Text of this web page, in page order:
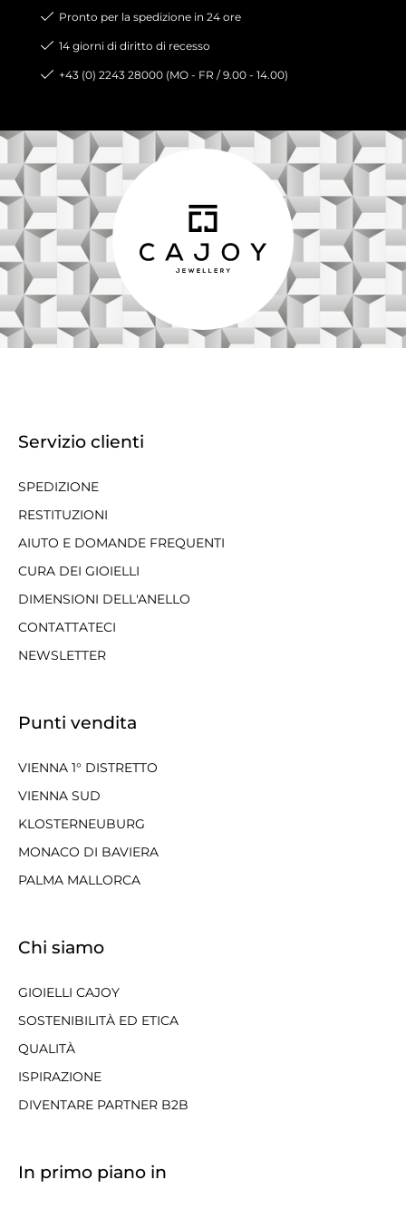
Pronto per la spedizione in 24 ore
14 giorni di diritto di recesso
+43 (0) 2243 28000 (MO - FR / 9.00 - 14.00)
Servizio clienti
SPEDIZIONE
RESTITUZIONI
AIUTO E DOMANDE FREQUENTI
CURA DEI GIOIELLI
DIMENSIONI DELL'ANELLO
CONTATTATECI
NEWSLETTER
Punti vendita
VIENNA 1° DISTRETTO
VIENNA SUD
KLOSTERNEUBURG
MONACO DI BAVIERA
PALMA MALLORCA
Chi siamo
GIOIELLI CAJOY
SOSTENIBILITÀ ED ETICA
QUALITÀ
ISPIRAZIONE
DIVENTARE PARTNER B2B
In primo piano in